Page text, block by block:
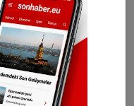
takip
abone olun,